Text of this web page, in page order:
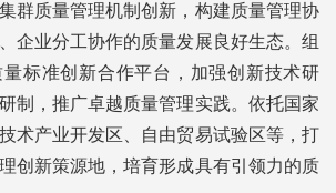
群质量管理机制创新，构建质量管理协
企业分工协作的质量发展良好生态。组
标准创新合作平台，加强创新技术研
制，推广卓越质量管理实践。依托国家
术产业开发区、自由贸易试验区等，打
创新策源地，培育形成具有引领力的质